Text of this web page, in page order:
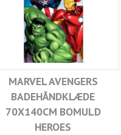
MARVEL AVENGERS
BADEHÅNDKLÆDE
70X140CM BOMULD
HEROES